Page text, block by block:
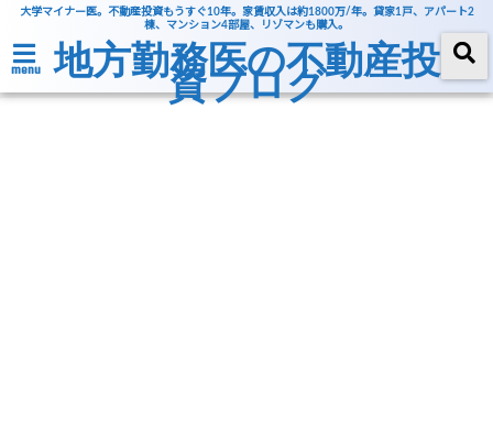
大学マイナー医。不動産投資もうすぐ10年。家賃収入は約1800万/年。貸家1戸、アパート2
棟、マンション4部屋、リゾマンも購入。
menu 地方勤務医の不動産投
資ブログ